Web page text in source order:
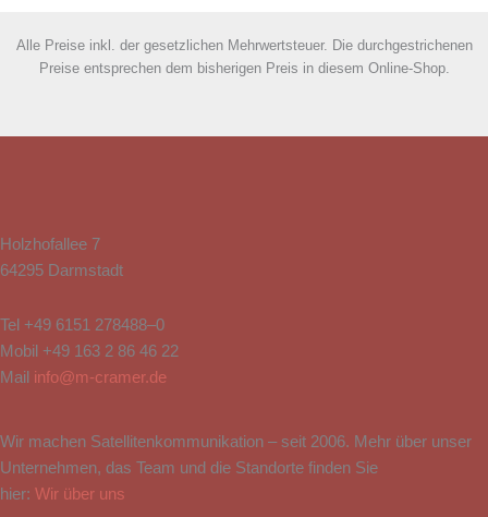
Alle Preise inkl. der gesetzlichen Mehrwertsteuer. Die durchgestrichenen
Preise entsprechen dem bisherigen Preis in diesem Online-Shop.
Holzhofallee 7
64295 Darmstadt
Tel +49 6151 278488–0
Mobil +49 163 2 86 46 22
Mail info@m-cramer.de
Wir machen Satellitenkommunikation – seit 2006. Mehr über unser
Unternehmen, das Team und die Standorte finden Sie
hier: Wir über uns